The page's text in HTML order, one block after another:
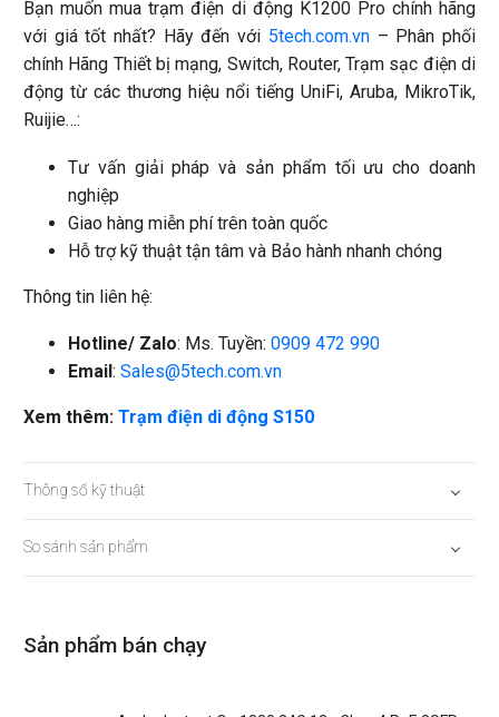
Bạn muốn mua trạm điện di động K1200 Pro chính hãng
với giá tốt nhất? Hãy đến với 5tech.com.vn– Phân phối
chính Hãng Thiết bị mạng, Switch, Router, Trạm sạc điện di
động từ các thương hiệu nổi tiếng UniFi, Aruba, MikroTik,
Ruijie…:
Tư vấn giải pháp và sản phẩm tối ưu cho doanh
nghiệp
Giao hàng miễn phí trên toàn quốc
Hỗ trợ kỹ thuật tận tâm và Bảo hành nhanh chóng
Thông tin liên hệ:
Hotline/ Zalo: Ms. Tuyền: 0909 472 990
Email : Sales@5tech.com.vn
Xem thêm: Trạm điện di động S150
Thông số kỹ thuật
So sánh sản phẩm
Sản phẩm bán chạy